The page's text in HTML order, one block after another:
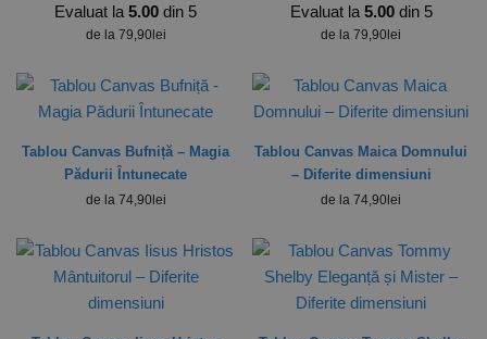
Evaluat la5.00 din 5
de la 79,90lei
Evaluat la 5.00din 5
de la79,90lei
Tablou Canvas Bufniță – Magia
Pădurii Întunecate
de la 74,90lei
Tablou Canvas Maica Domnului
– Diferite dimensiuni
de la74,90lei